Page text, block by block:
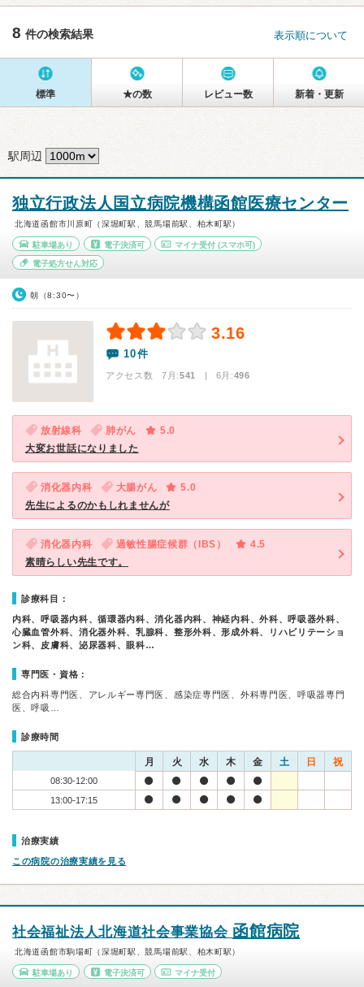
8 件の検索結果 表示順について
標準 ★の数 レビュー数 新着・更新
駅周辺
独立行政法人国立病院機構函館医療センター
北海道函館市川原町（深堀町駅、競馬場前駅、柏木町駅）
駐車場あり 電子決済可 マイナ受付 (スマホ可)
電子処方せん対応
朝（8:30〜）
3.16
10件
アクセス数 7月:541 | 6月:496
放射線科 肺がん
5.0
大変お世話になりました
消化器内科 大腸がん
5.0
先生によるのかもしれませんが
消化器内科 過敏性腸症候群（IBS）
4.5
素晴らしい先生です。
診療科目：
内科、呼吸器内科、循環器内科、消化器内科、神経内科、外科、呼吸器外科、
心臓血管外科、消化器外科、乳腺科、整形外科、形成外科、リハビリテーショ
ン科、皮膚科、泌尿器科、眼科…
専門医・資格：
総合内科専門医、アレルギー専門医、感染症専門医、外科専門医、呼吸器専門
医、呼吸…
診療時間
月 火 水 木 金 土 日 祝
08:30-12:00
13:00-17:15
治療実績
この病院の治療実績を見る
社会福祉法人北海道社会事業協会 函館病院
北海道函館市駒場町（深堀町駅、競馬場前駅、柏木町駅）
駐車場あり 電子決済可 マイナ受付